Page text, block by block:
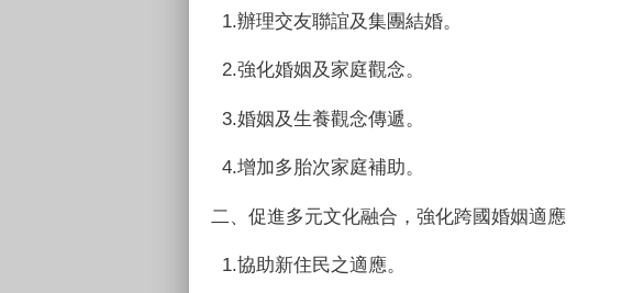
1.辦理交友聯誼及集團結婚。
2.強化婚姻及家庭觀念。
3.婚姻及生養觀念傳遞。
4.增加多胎次家庭補助。
二、促進多元文化融合，強化跨國婚姻適應
1.協助新住民之適應。